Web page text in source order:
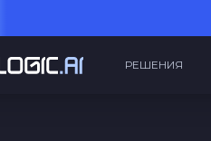
РЕШЕНИЯ